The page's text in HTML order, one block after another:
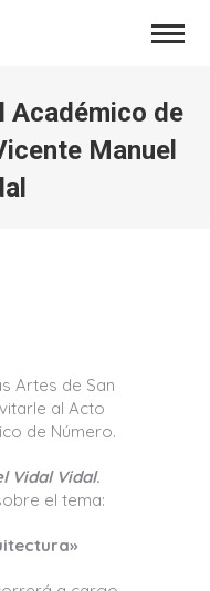
Académico de
Manuel
Artes de San
al Acto
de Número.
Vidal Vidal.
el tema: